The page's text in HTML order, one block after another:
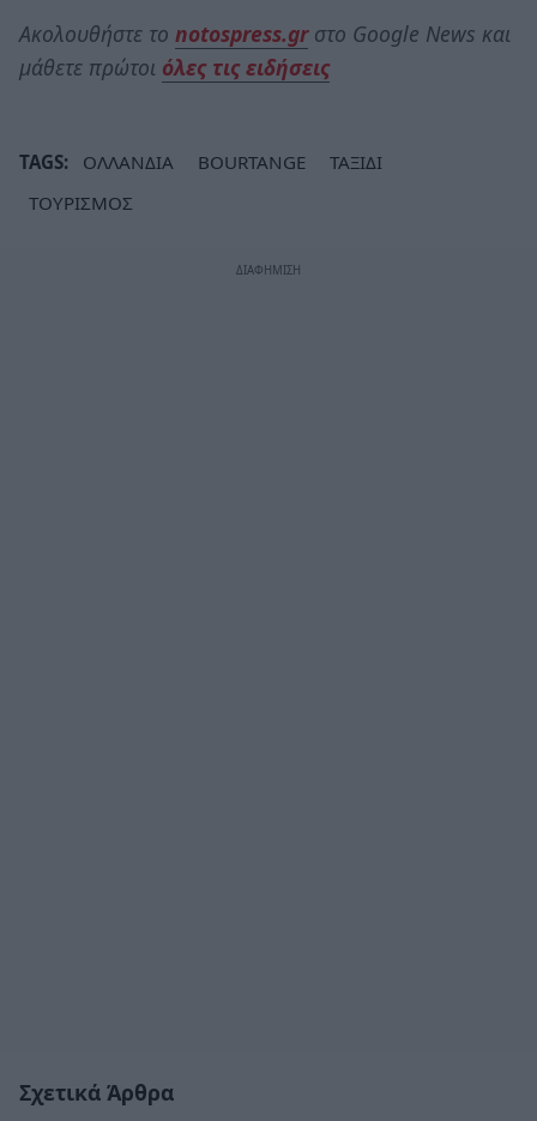
Ακολουθήστε το notospress.grστο Google News και
μάθετε πρώτοι όλες τις ειδήσεις
TAGS: ΟΛΛΑΝΔΙΑ BOURTANGE
ΤΑΞΙΔΙ
ΤΟΥΡΙΣΜΟΣ
Σχετικά Άρθρα